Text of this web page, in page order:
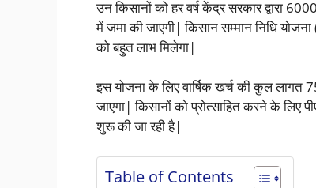
उन किसानों को हर वर्ष केंद्र सरकार द्वारा
में जमा की जाएगी| किसान सम्मान निधि
को बहुत लाभ मिलेगा|
इस योजना के लिए वार्षिक खर्च की कुल लागत
जाएगा| किसानों को प्रोत्साहित करने के
शुरू की जा रही है|
Table of Contents